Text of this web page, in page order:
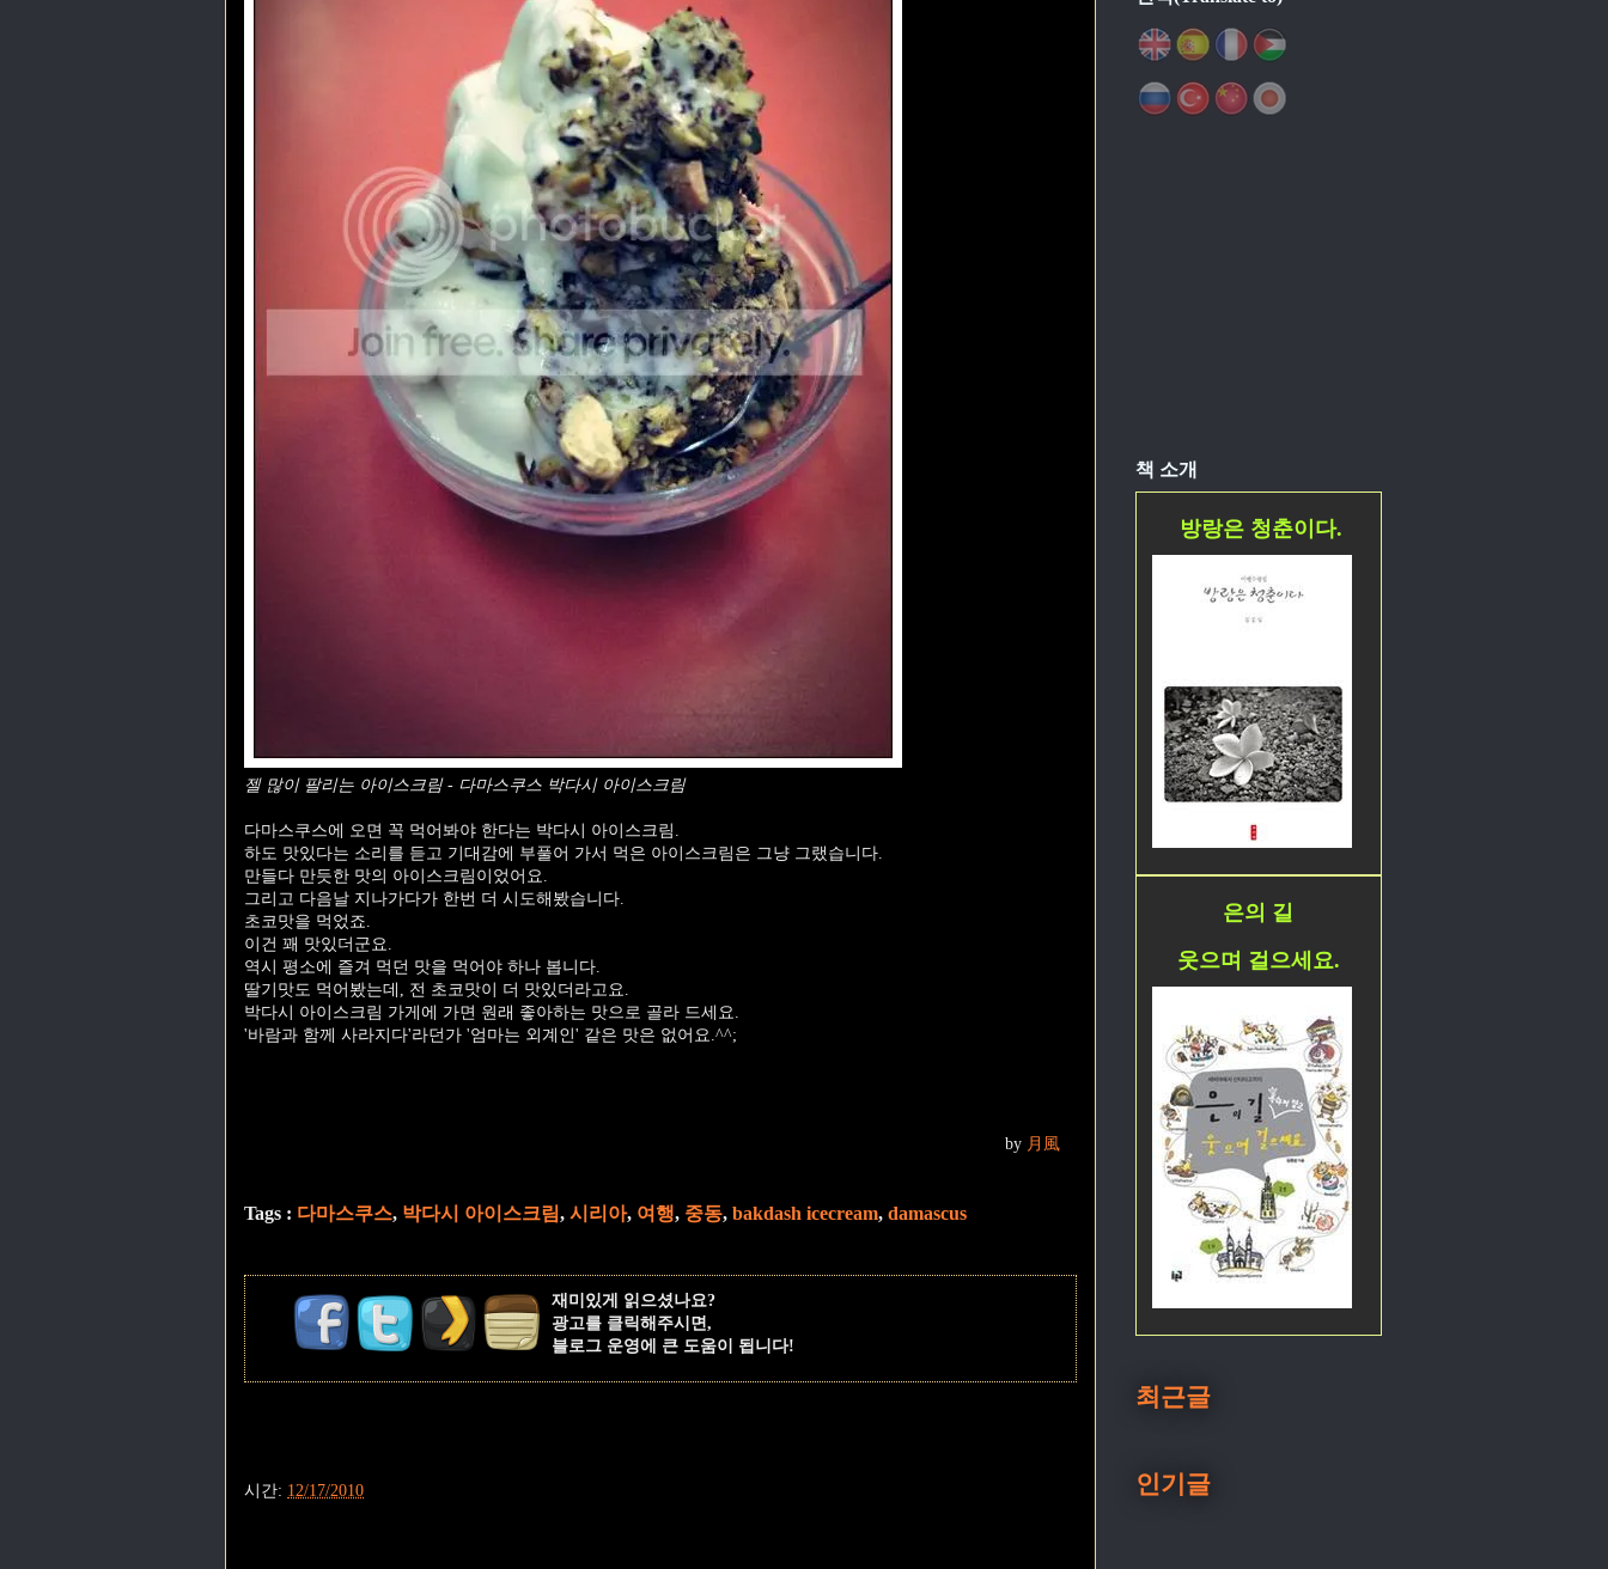
젤 많이 팔리는 아이스크림 - 다마스쿠스 박다시 아이스크림
다마스쿠스에 오면 꼭 먹어봐야 한다는 박다시 아이스크림.
하도 맛있다는 소리를 듣고 기대감에 부풀어 가서 먹은 아이스크림은 그냥 그랬습니다.
만들다 만듯한 맛의 아이스크림이었어요.
그리고 다음날 지나가다가 한번 더 시도해봤습니다.
초코맛을 먹었죠.
이건 꽤 맛있더군요.
역시 평소에 즐겨 먹던 맛을 먹어야 하나 봅니다.
딸기맛도 먹어봤는데, 전 초코맛이 더 맛있더라고요.
박다시 아이스크림 가게에 가면 원래 좋아하는 맛으로 골라 드세요.
'바람과 함께 사라지다'라던가 '엄마는 외계인' 같은 맛은 없어요.^^;
by 月風
Tags : 다마스쿠스, 박다시 아이스크림, 시리아, 여행, 중동, bakdash icecream, damascus
재미있게 읽으셨나요?
광고를 클릭해주시면,
블로그 운영에 큰 도움이 됩니다!
시간: 12/17/2010
책 소개
방랑은 청춘이다.
은의 길
웃으며 걸으세요.
최근글
인기글